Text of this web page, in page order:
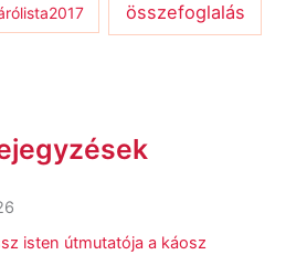
összefoglalás
isten útmutatója a káosz